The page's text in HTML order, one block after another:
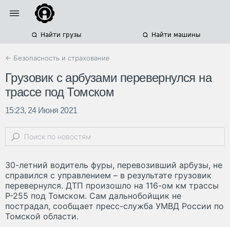
Найти грузы Найти машины
← Безопасность и страхование
Грузовик с арбузами перевернулся на
трассе под Томском
15:23, 24 Июня 2021
30-летний водитель фуры, перевозивший арбузы, не
справился с управлением – в результате грузовик
перевернулся. ДТП произошло на 116-ом км трассы
Р-255 под Томском. Сам дальнобойщик не
пострадал, сообщает пресс-служба УМВД России по
Томской области.